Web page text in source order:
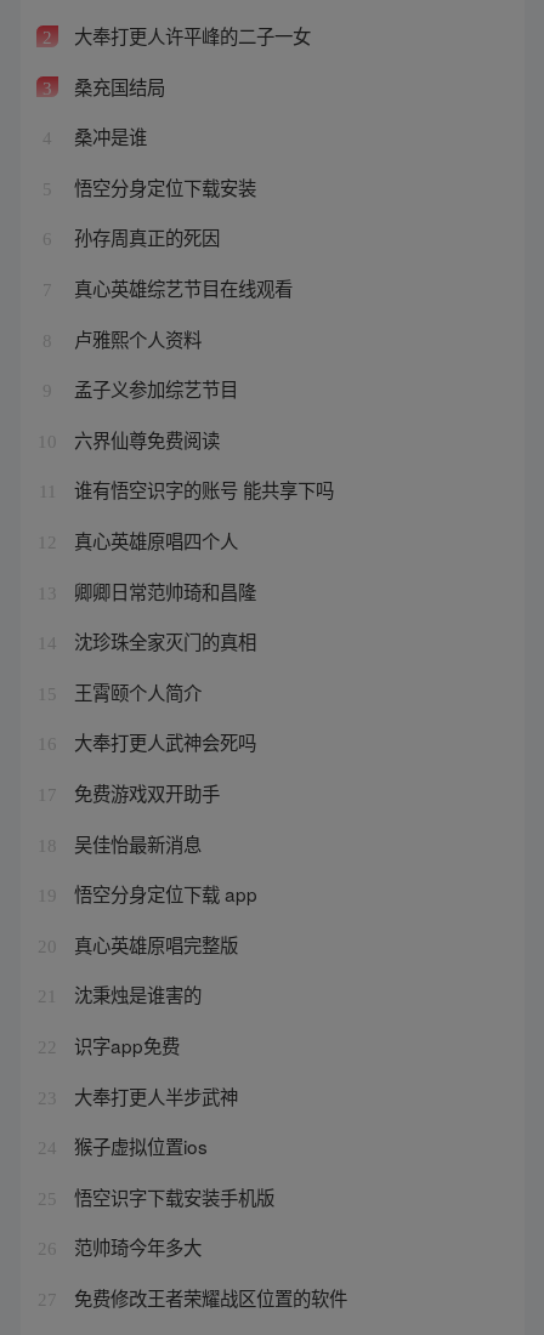
2 大奉打更人许平峰的二子一女
3 桑充国结局
4 桑冲是谁
5 悟空分身定位下载安装
6 孙存周真正的死因
7 真心英雄综艺节目在线观看
8 卢雅熙个人资料
9 孟子义参加综艺节目
10 六界仙尊免费阅读
谁有悟空识字的账号 能共享下吗
12 真心英雄原唱四个人
13 卿卿日常范帅琦和昌隆
14 沈珍珠全家灭门的真相
15 王霄颐个人简介
16 大奉打更人武神会死吗
17 免费游戏双开助手
18 吴佳怡最新消息
19 悟空分身定位下载 app
20 真心英雄原唱完整版
21 沈秉烛是谁害的
22 识字app免费
23 大奉打更人半步武神
24 猴子虚拟位置ios
25 悟空识字下载安装手机版
26 范帅琦今年多大
27
免费修改王者荣耀战区位置的软件